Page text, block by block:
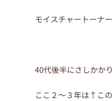
モイスチャートーナ
40代後半にさしかかり
ここ２～３年は↑こ